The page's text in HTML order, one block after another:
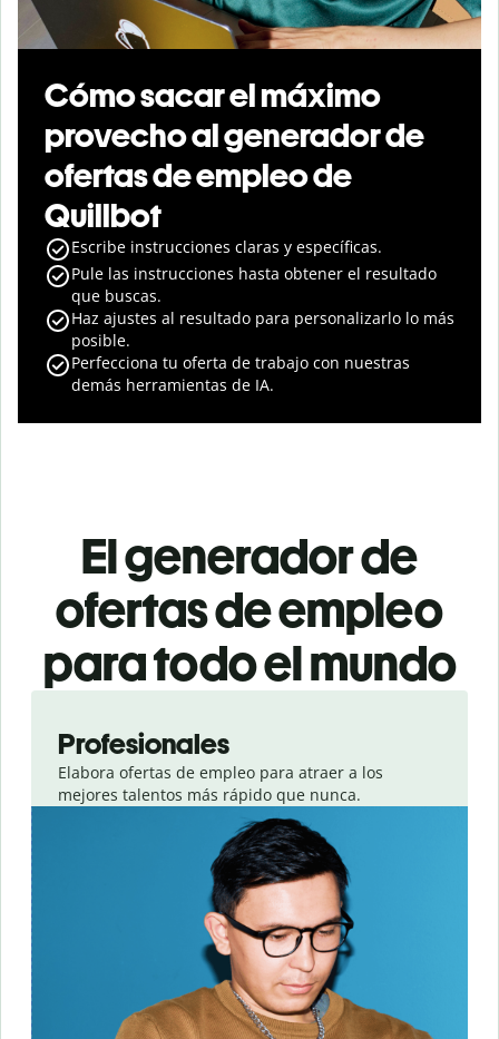
Cómo sacar el máximo
provecho al generador de
ofertas de empleo de
Quillbot
Escribe instrucciones claras y específicas.
Pule las instrucciones hasta obtener el resultado
que buscas.
Haz ajustes al resultado para personalizarlo lo más
posible.
Perfecciona tu oferta de trabajo con nuestras
demás herramientas de IA.
El generador de
ofertas de empleo
para todo el mundo
Profesionales
Elabora ofertas de empleo para atraer a los
mejores talentos más rápido que nunca.